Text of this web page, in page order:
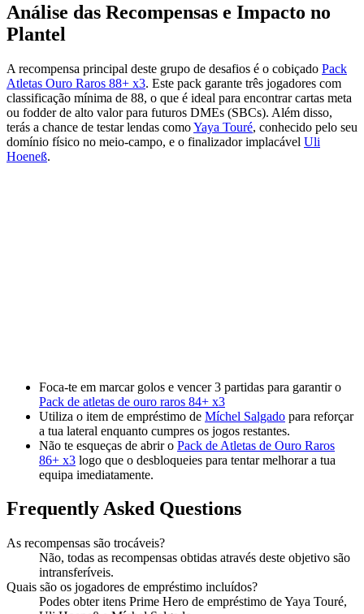
Análise das Recompensas e Impacto no
Plantel
A recompensa principal deste grupo de desafios é o cobiçado Pack
Atletas Ouro Raros 88+ x3. Este pack garante três jogadores com
classificação mínima de 88, o que é ideal para encontrar cartas meta
ou fodder de alto valor para futuros DMEs (SBCs). Além disso,
terás a chance de testar lendas comoYaya Touré, conhecido pelo seu
domínio físico no meio-campo, e o finalizador implacável Uli
Hoeneß.
Foca-te em marcar golos e vencer 3 partidas para garantir o
Pack de atletas de ouro raros 84+ x3
Utiliza o item de empréstimo de Míchel Salgado para reforçar
a tua lateral enquanto cumpres os jogos restantes.
Não te esqueças de abrir o Pack de Atletas de Ouro Raros
86+ x3 logo que o desbloqueies para tentar melhorar a tua
equipa imediatamente.
Frequently Asked Questions
As recompensas são trocáveis?
Não, todas as recompensas obtidas através deste objetivo são
intransferíveis.
Quais são os jogadores de empréstimo incluídos?
Podes obter itens Prime Hero de empréstimo de Yaya Touré,